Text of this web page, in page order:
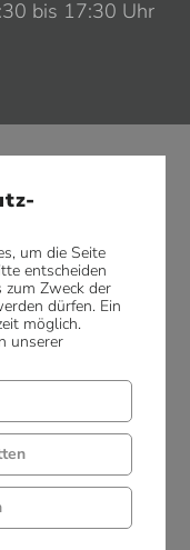
bis 17:30 Uhr
um die Seite
entscheiden
zum Zweck der
dürfen. Ein
möglich.
unserer